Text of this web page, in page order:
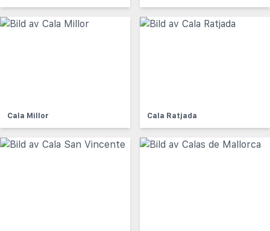
Cala Millor Cala Ratjada